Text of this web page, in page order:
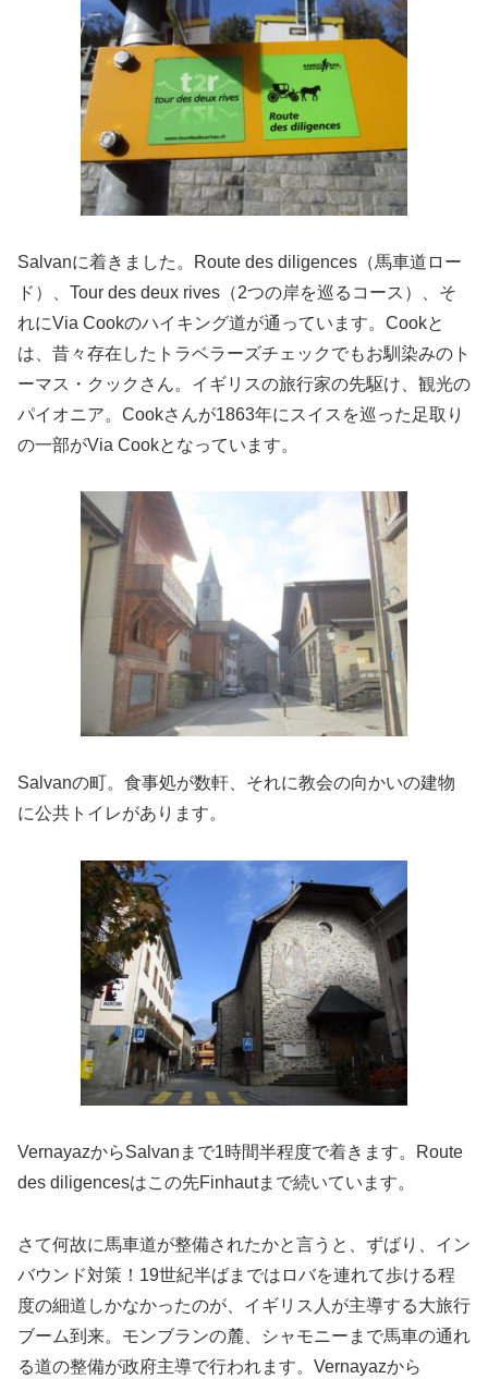
Salvanに着きました。Route des diligences（馬車道ロー
ド）、Tour des deux rives（2つの岸を巡るコース）、そ
れにVia Cookのハイキング道が通っています。Cookと
は、昔々存在したトラベラーズチェックでもお馴染みのト
ーマス・クックさん。イギリスの旅行家の先駆け、観光の
パイオニア。Cookさんが1863年にスイスを巡った足取り
の一部がVia Cookとなっています。
Salvanの町。食事処が数軒、それに教会の向かいの建物
に公共トイレがあります。
VernayazからSalvanまで1時間半程度で着きます。Route
des diligencesはこの先Finhautまで続いています。
さて何故に馬車道が整備されたかと言うと、ずばり、イン
バウンド対策！19世紀半ばまではロバを連れて歩ける程
度の細道しかなかったのが、イギリス人が主導する大旅行
ブーム到来。モンブランの麓、シャモニーまで馬車の通れ
る道の整備が政府主導で行われます。Vernayazから